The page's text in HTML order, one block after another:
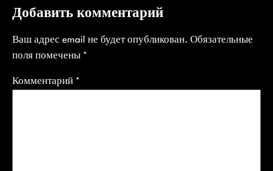
Добавить комментарий
Ваш адрес email не будет опубликован. Обязательные
поля помечены *
Комментарий *